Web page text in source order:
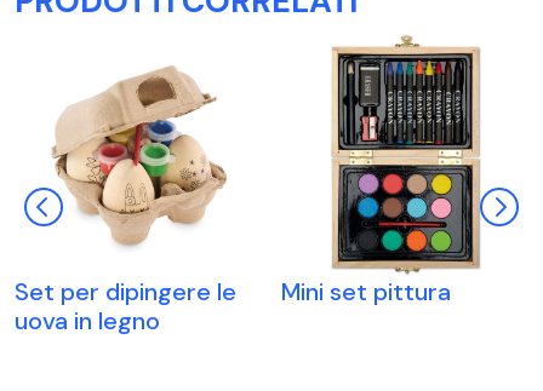
Set per dipingere le
uova in legno
Mini set pittura